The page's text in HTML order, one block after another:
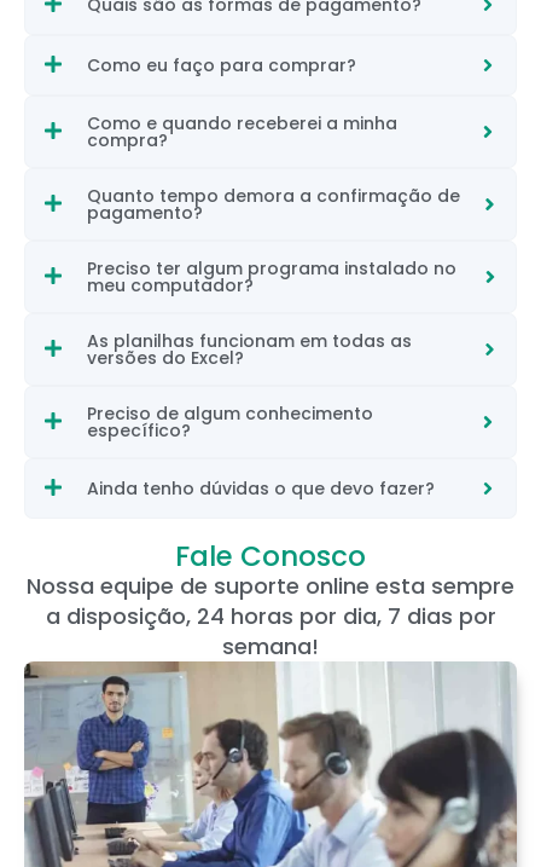
Quais são as formas de pagamento?
Como eu faço para comprar?
Como e quando receberei a minha
compra?
Quanto tempo demora a confirmação de
pagamento?
Preciso ter algum programa instalado no
meu computador?
As planilhas funcionam em todas as
versões do Excel?
Preciso de algum conhecimento
específico?
Ainda tenho dúvidas o que devo fazer?
Fale Conosco
Nossa equipe de suporte online esta sempre
a disposição, 24 horas por dia, 7 dias por
semana!